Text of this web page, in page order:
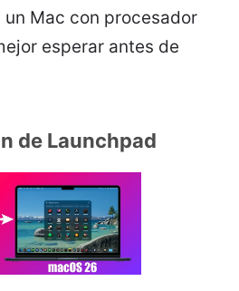
un Mac con procesador
esperar antes de
de Launchpad